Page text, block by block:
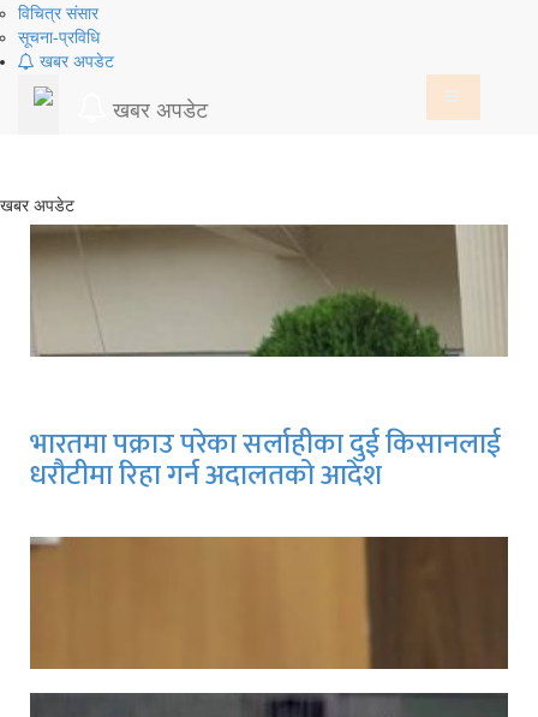
विचित्र संसार
सूचना-प्रविधि
खबर अपडेट
खबर अपडेट
खबर अपडेट
भारतमा पक्राउ परेका सर्लाहीका दुई किसानलाई
धरौटीमा रिहा गर्न अदालतको आदेश